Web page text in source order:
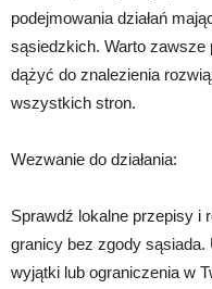
podejmowania działań
sąsiedzkich. Warto zawsze
dążyć do znalezienia
wszystkich stron.
Wezwanie do działania:
Sprawdź lokalne przepisy i
granicy bez zgody sąsiada.
wyjątki lub ograniczenia w